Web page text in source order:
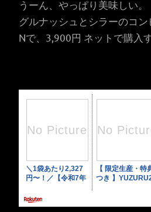
うーん、やっぱり美味しい。
グルナッシュとシラーのコ
Nで、3,900円 ネットで購入